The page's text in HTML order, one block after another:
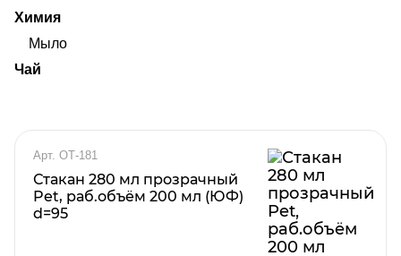
Химия
Мыло
Чай
Арт. ОТ-181
Стакан 280 мл прозрачный
Pet, раб.объём 200 мл (ЮФ)
d=95